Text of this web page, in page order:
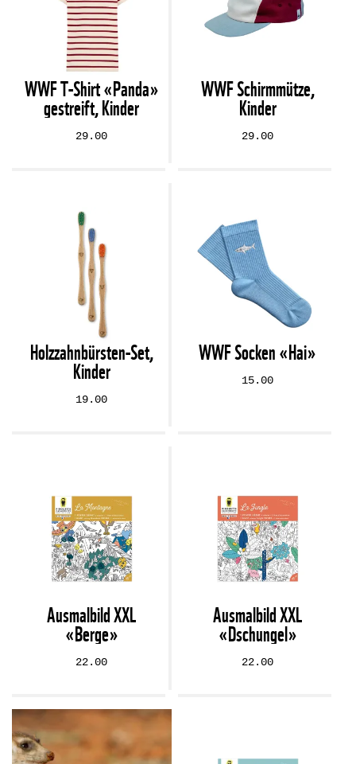
WWF T-Shirt «Panda»
gestreift, Kinder
29.00
WWF Schirmmütze,
Kinder
29.00
Holzzahnbürsten-Set,
Kinder
19.00
WWF Socken «Hai»
15.00
Ausmalbild XXL
«Berge»
22.00
Ausmalbild XXL
«Dschungel»
22.00